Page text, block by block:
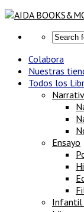
Colabora
Nuestras
Todos los
Ensayo
Infantil